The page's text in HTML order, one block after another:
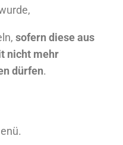
sofern diese aus
nicht mehr
dürfen.